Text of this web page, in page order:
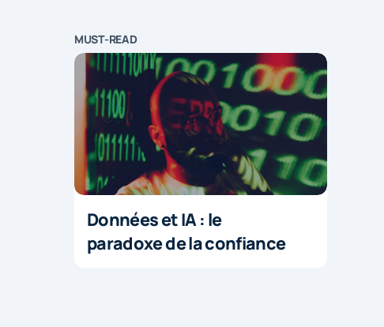
MUST-READ
Données et IA : le
paradoxe de la confiance